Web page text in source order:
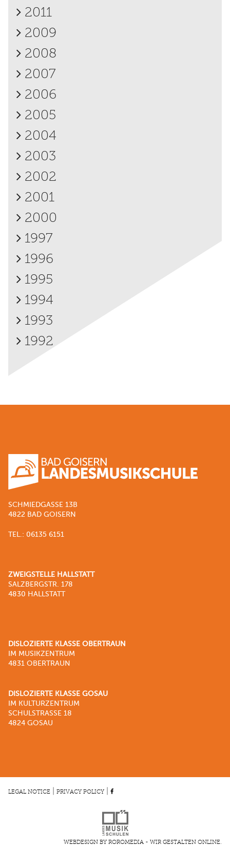
2011
2009
2008
2007
2006
2005
2004
2003
2002
2001
2000
1997
1996
1995
1994
1993
1992
SCHMIEDGASSE 13B
4822 BAD GOISERN
TEL.: 06135 6151
ZWEIGSTELLE HALLSTATT
SALZBERGSTR. 178
4830 HALLSTATT
DISLOZIERTE KLASSE OBERTRAUN
IM MUSIKZENTRUM
4831 OBERTRAUN
DISLOZIERTE KLASSE GOSAU
IM KULTURZENTRUM
SCHULSTRASSE 18
4824 GOSAU
LEGAL NOTICE PRIVACY POLICY
WEBDESIGN BY ROROMEDIA - WIR GESTALTEN ONLINE.